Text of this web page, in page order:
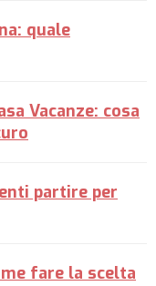
quale
Vacanze: cosa
partire per
fare la scelta